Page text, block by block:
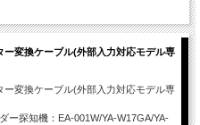
変換ケーブル(外部入力対応モデル専
変換ケーブル(外部入力対応モデル専
ー探知機：EA-001W/YA-W17GA/YA-